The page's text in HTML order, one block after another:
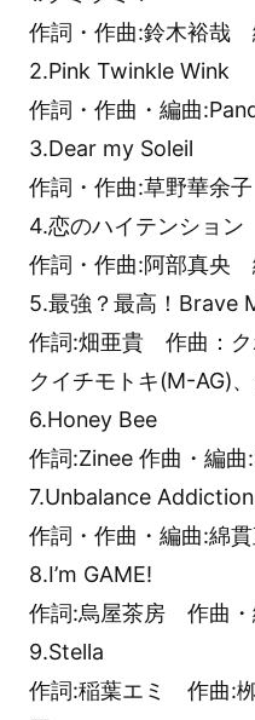
作詞・作曲:鈴木裕哉
2.Pink Twinkle Wink
作詞・作曲・編曲
3.Dear my Soleil
作詞・作曲:草野華余
4.恋のハイテンション
作詞・作曲:阿部真央
5.最強？最高！Brave
作詞:畑亜貴 作曲：
クイチモトキ(M-AG)
6.Honey Bee
作詞:Zinee 作曲・編曲
7.Unbalance Addiction
作詞・作曲・編曲:綿
8.I’m GAME!
作詞:烏屋茶房 作曲・
9.Stella
作詞:稲葉エミ 作曲: